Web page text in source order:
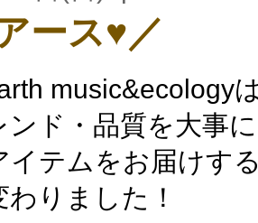
ース♥／
music&ecology
ンド・品質を大事
イテムをお届けす
りました！